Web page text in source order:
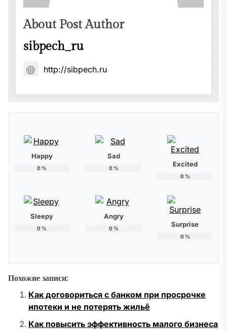
About Post Author
sibpech_ru
http://sibpech.ru
Happy
0 %
Sad
0% Excited
0%
Sleepy
0 %
Angry
0% Surprise
0%
Похожие записи:
Как договориться с банком при просрочке
ипотеки и не потерять жильё
Как повысить эффективность малого бизнеса